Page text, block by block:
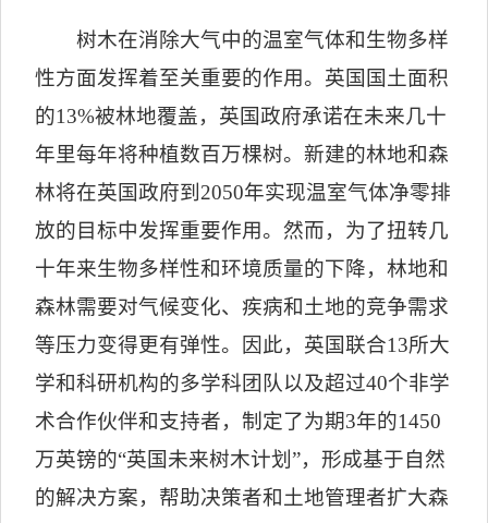
树木在消除大气中的温室气体和生物多样
性方面发挥着至关重要的作用。英国国土面积
的13%被林地覆盖，英国政府承诺在未来几十
年里每年将种植数百万棵树。新建的林地和森
林将在英国政府到 2050年实现温室气体净零排
放的目标中发挥重要作用。然而，为了扭转几
十年来生物多样性和环境质量的下降，林地和
森林需要对气候变化、疾病和土地的竞争需求
等压力变得更有弹性。因此，英国联合13所大
学和科研机构的多学科团队以及超过40个非学
术合作伙伴和支持者，制定了为期3年的1450
万英镑的“英国未来树木计划”，形成基于自然
的解决方案，帮助决策者和土地管理者扩大森